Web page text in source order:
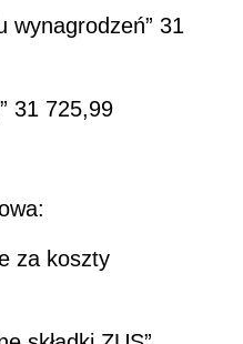
wynagrodzeń” 31
31 725,99
za koszty